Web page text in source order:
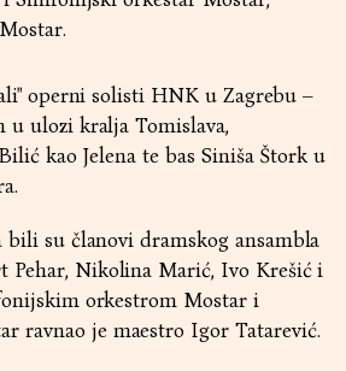
operni solisti HNK u Zagrebu –
u ulozi kralja Tomislava,
kao Jelena te bas Siniša Štork u
bili su članovi dramskog ansambla
Pehar, Nikolina Marić, Ivo Krešić i
orkestrom Mostar i
ravnao je maestro Igor Tatarević.